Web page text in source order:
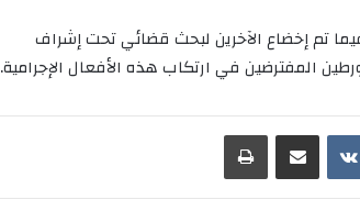
تم إخضاع الآخرين لبحث قضائي تحت إشراف
المفترضين في ارتكاب هذه الأفعال الإجرامية.